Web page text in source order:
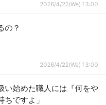
2026/4/22(We) 13:00
の？
2026/4/22(We) 13:00
い始めた職人には『何をや
ですよ」